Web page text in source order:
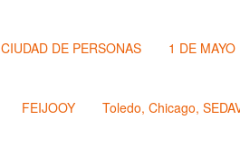
CIUDAD DE PERSONAS 1 DE MAYO
FEIJOOY Toledo, Chicago,